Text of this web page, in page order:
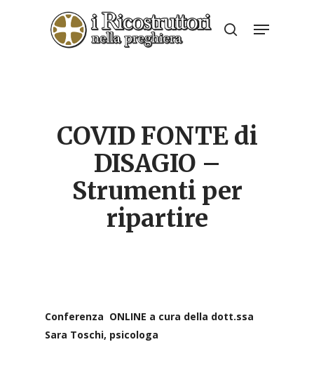
search
Menu
COVID FONTE di
DISAGIO –
Strumenti per
ripartire
Conferenza ONLINE a cura della dott.ssa
Sara Toschi, psicologa